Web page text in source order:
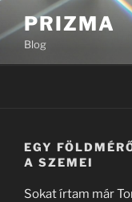
Tartalomhoz
PRIZMA
Blog
EGY
A SZEMEI
Sokat írtam már